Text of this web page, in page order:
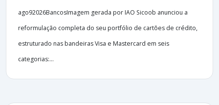
ago92026BancosImagem gerada por IAO Sicoob anunciou a
reformulação completa do seu portfólio de cartões de crédito,
estruturado nas bandeiras Visa e Mastercard em seis
categorias:...